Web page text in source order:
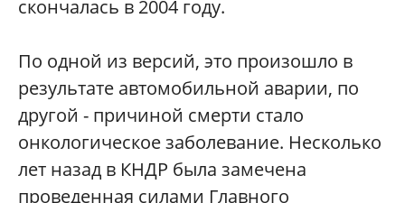
скончалась в 2004 году.
По одной из версий, это произошло в
результате автомобильной аварии, по
другой - причиной смерти стало
онкологическое заболевание. Несколько
лет назад в КНДР была замечена
проведенная силами Главного